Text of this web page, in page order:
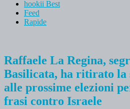
hookii Best
Feed
Rapide
Raffaele La Regina,
Basilicata, ha ritirato la
alle prossime elezioni
frasi contro Israele